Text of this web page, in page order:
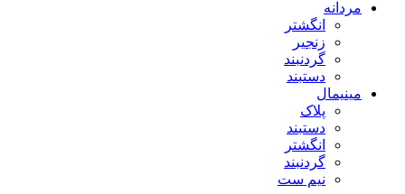
مردانه
انگشتر
زنجیر
گردنبند
دستبند
مینیمال
پلاک
دستبند
انگشتر
گردنبند
نیم ست